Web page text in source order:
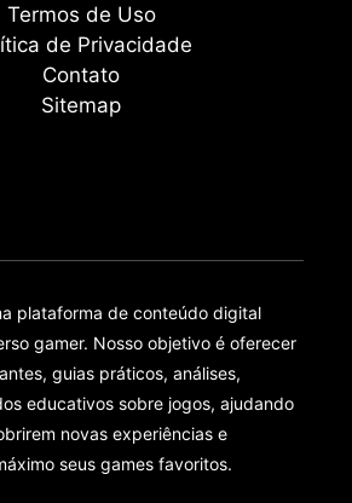
Termos de Uso
de Privacidade
Contato
Sitemap
plataforma de conteúdo digital
gamer. Nosso objetivo é oferecer
guias práticos, análises,
educativos sobre jogos, ajudando
novas experiências e
seus games favoritos.